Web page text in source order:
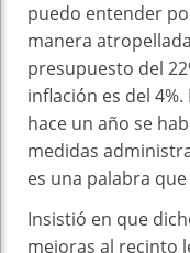
puedo entender
manera
presupuesto del
inflación es del
hace un año se
medidas
es una palabra
Insistió en que
mejoras al recinto